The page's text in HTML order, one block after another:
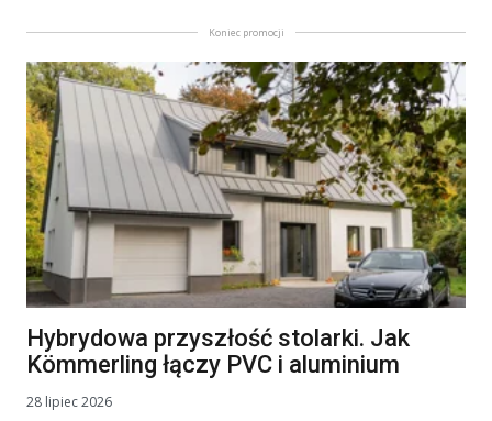
Koniec promocji
Hybrydowa przyszłość stolarki. Jak
Kömmerling łączy PVC i aluminium
28 lipiec 2026